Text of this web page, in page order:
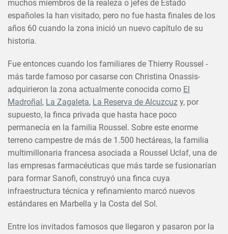
muchos miembros de la realeza o jefes de Estado
españoles la han visitado, pero no fue hasta finales de los
años 60 cuando la zona inició un nuevo capítulo de su
historia.
Fue entonces cuando los familiares de Thierry Roussel -
más tarde famoso por casarse con Christina Onassis-
adquirieron la zona actualmente conocida como El
Madroñal, La Zagaleta, La Reserva de Alcuzcuz y, por
supuesto, la finca privada que hasta hace poco
permanecía en la familia Roussel. Sobre este enorme
terreno campestre de más de 1.500 hectáreas, la familia
multimillonaria francesa asociada a Roussel Uclaf, una de
las empresas farmacéuticas que más tarde se fusionarían
para formar Sanofi, construyó una finca cuya
infraestructura técnica y refinamiento marcó nuevos
estándares en Marbella y la Costa del Sol.
Entre los invitados famosos que llegaron y pasaron por la